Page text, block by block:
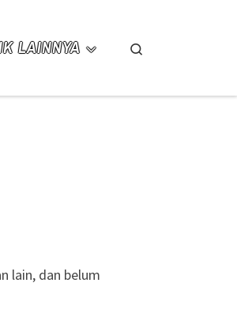
LAINNYA
lain, dan belum